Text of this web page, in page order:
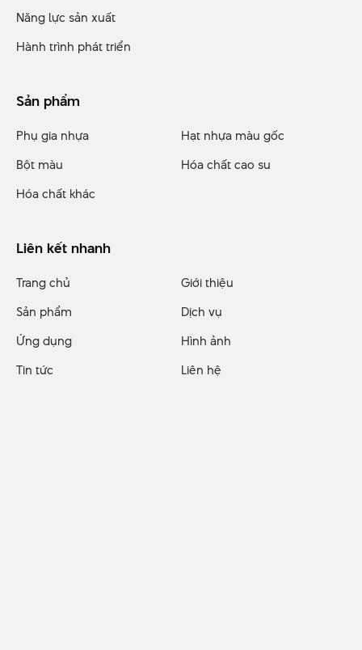
Năng lực sản xuất
Hành trình phát triển
Sản phẩm
Phụ gia nhựa
Hạt nhựa màu gốc
Bột màu
Hóa chất cao su
Hóa chất khác
Liên kết nhanh
Trang chủ
Giới thiệu
Sản phẩm
Dịch vụ
Ứng dụng
Hình ảnh
Tin tức
Liên hệ